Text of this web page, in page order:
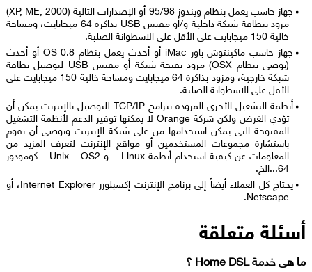
جهاز حاسب يعمل بنظام ويندوز 95/98 أو الإصدارات التالية (XP, ME, 2000)
مزود ببطاقة شبكة داخلية و/أو مقبس USB بذاكرة 64 ميجابايت، ومساحة
خالية 150 ميجابايت على الأقل على الاسطوانة الصلبة.
جهاز حاسب ماكينتوش باور iMac أو أحدث يعمل بنظام OS 0.8 أو أحدث
(يوصى بنظام OSX) مزود بفتحة شبكة أو مقبس USB لتوصيل بطاقة
شبكة خارجية، ومزود بذاكرة 64 ميجابايت ومساحة خالية 150 ميجابايت على
الأقل على الاسطوانة الصلبة.
أنظمة التشغيل الأخرى المزودة ببرامج TCP/IP للتوصيل بالإنترنت يمكن أن
تؤدي الغرض ولكن شركة Orange لا يمكنها توفير الدعم لأنظمة التشغيل
المفتوحة التى يمكن استخدامها من على شبكة الإنترنت وتوصى أن تقوم
باستشارة مجموعات المستخدمين أو مواقع الإنترنت لتعرف المزيد من
المعلومات عن كيفية استخدام أنظمة Linux – و Unix – OS2 – كومودور
64...الخ.
يحتاج كل العملاء أيضاً إلى برنامج الإنترنت إكسبلورر Internet Explorer، أو
Netscape.​
أسئلة متعلقة
ما هى خدمة Home DSL ؟